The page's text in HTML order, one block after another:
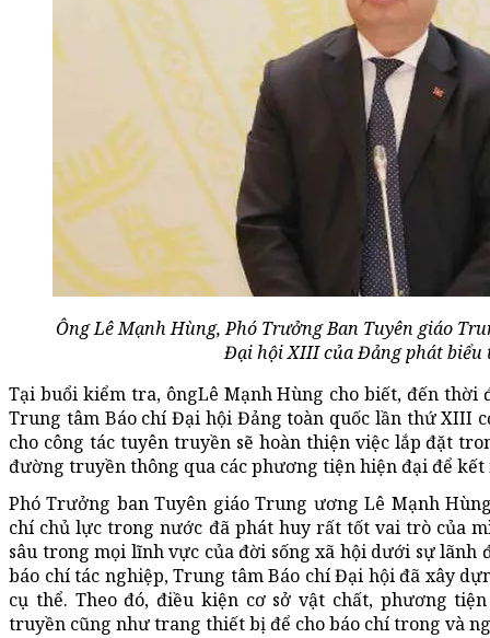
Ông Lê Mạnh Hùng, Phó Trưởng Ban Tuyên giáo
Đại hội XIII của Đảng phát biểu
Tại buổi kiểm tra, ôngLê Mạnh Hùng cho biết, đến thời
Trung tâm Báo chí Đại hội Đảng toàn quốc lần thứ XIII
cho công tác tuyên truyền sẽ hoàn thiện việc lắp đặt
đường truyền thông qua các phương tiện hiện đại để
Phó Trưởng ban Tuyên giáo Trung ương Lê Mạnh
chí chủ lực trong nước đã phát huy rất tốt vai trò của
sâu trong mọi lĩnh vực của đời sống xã hội dưới sự lãnh
báo chí tác nghiệp, Trung tâm Báo chí Đại hội đã xây
cụ thể. Theo đó, điều kiện cơ sở vật chất, phương
truyền cũng như trang thiết bị để cho báo chí trong và